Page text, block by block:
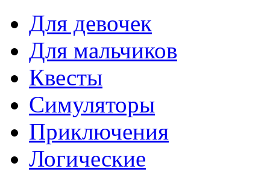
Для девочек
Для мальчиков
Квесты
Симуляторы
Приключения
Логические